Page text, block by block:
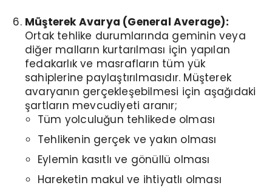
Müşterek Avarya (General Average):
Ortak tehlike durumlarında geminin veya
diğer malların kurtarılması için yapılan
fedakarlık ve masrafların tüm yük
sahiplerine paylaştırılmasıdır. Müşterek
avaryanın gerçekleşebilmesi için aşağıdaki
şartların mevcudiyeti aranır;
Tüm yolculuğun tehlikede olması
Tehlikenin gerçek ve yakın olması
Eylemin kasıtlı ve gönüllü olması
Hareketin makul ve ihtiyatlı olması